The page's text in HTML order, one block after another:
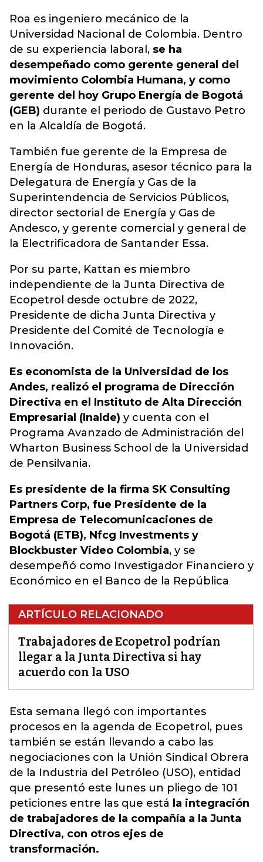
Roa es ingeniero mecánico de la
Universidad Nacional de Colombia. Dentro
de su experiencia laboral, se ha
desempeñado como gerente general del
movimiento Colombia Humana, y como
gerente del hoy Grupo Energía de Bogotá
(GEB) durante el periodo de Gustavo Petro
en la Alcaldía de Bogotá.
También fue gerente de la Empresa de
Energía de Honduras, asesor técnico para la
Delegatura de Energía y Gas de la
Superintendencia de Servicios Públicos,
director sectorial de Energía y Gas de
Andesco, y gerente comercial y general de
la Electrificadora de Santander Essa.
Por su parte, Kattan es miembro
independiente de la Junta Directiva de
Ecopetrol desde octubre de 2022,
Presidente de dicha Junta Directiva y
Presidente del Comité de Tecnología e
Innovación.
Es economista de la Universidad de los
Andes, realizó el programa de Dirección
Directiva en el Instituto de Alta Dirección
Empresarial (Inalde) y cuenta con el
Programa Avanzado de Administración del
Wharton Business School de la Universidad
de Pensilvania.
Es presidente de la firma SK Consulting
Partners Corp, fue Presidente de la
Empresa de Telecomunicaciones de
Bogotá (ETB), Nfcg Investments y
Blockbuster Video Colombia, y se
desempeñó como Investigador Financiero y
Económico en el Banco de la República
ARTÍCULO RELACIONADO
Trabajadores de Ecopetrol podrían
llegar a la Junta Directiva si hay
acuerdo con la USO
Esta semana llegó con importantes
procesos en la agenda de Ecopetrol, pues
también se están llevando a cabo las
negociaciones con la Unión Sindical Obrera
de la Industria del Petróleo (USO), entidad
que presentó este lunes un pliego de 101
peticiones entre las que está la integración
de trabajadores de la compañía a la Junta
Directiva, con otros ejes de
transformación.